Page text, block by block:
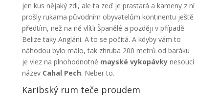
jen kus nějaký zdi, ale ta zeď je prastará a kameny z ní
prošly rukama původním obyvatelům kontinentu ještě
předtím, než na ně vlítli Španělé a později v případě
Belize taky Angláni. A to se počítá. A kdyby vám to
náhodou bylo málo, tak zhruba 200 metrů od baráku
je vlez na plnohodnotné mayské vykopávkynesoucí
název Cahal Pech. Neber to.
Karibský rum teče proudem